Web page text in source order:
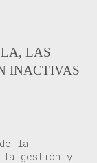
LAS
INACTIVAS
la
la gestión y